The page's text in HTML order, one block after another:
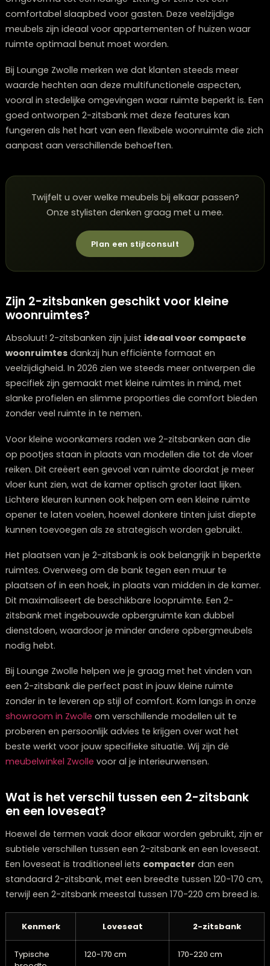
zitsbank designs voor 2026. We zien een sterke trend
richting slimme, ruimtebesparende oplossingen
meerdere functies in één meubel combineren.
armsteunen maken het mogelijk om je zitpositie aan
passen van rechtop zitten tot ontspannen loungen.
Geïntegreerde opbergruimte onder de zittingen is een
andere populaire feature, perfect voor het opbergen
dekens, tijdschriften of andere items die je bij de
hebben zelfs slimme oplossingen zoals ingebouwde
poorten en draadloze oplaadpunten, zodat je
altijd opgeladen zijn zonder rommelige kabels.
Een andere trending feature is de transformeerbare
functionaliteit. Denk aan 2-zitsbanken die kunnen
comfortabel slaapbed voor gasten. Deze veelzijdige
meubels zijn ideaal voor appartementen of huizen
ruimte optimaal benut moet worden.
Bij Lounge Zwolle merken we dat klanten steeds meer
waarde hechten aan deze multifunctionele aspecten,
vooral in stedelijke omgevingen waar ruimte beperkt
goed ontworpen 2-zitsbank met deze features kan
aanpast aan verschillende behoeften.
Twijfelt u over welke meubels bij elkaar passen?
Onze stylisten denken graag met u mee.
Plan een stijlconsult
Zijn 2-zitsbanken geschikt voor kleine
woonruimtes?
woonruimtesdankzij hun efficiënte formaat en
veelzijdigheid. In 2026 zien we steeds meer ontwerpen
specifiek zijn gemaakt met kleine ruimtes in mind, met
slanke profielen en slimme proporties die comfort
zonder veel ruimte in te nemen.
Voor kleine woonkamers raden we 2-zitsbanken aan
reiken. Dit creëert een gevoel van ruimte doordat je
Lichtere kleuren kunnen ook helpen om een kleine
opener te laten voelen, hoewel donkere tinten juist
kunnen toevoegen als ze strategisch worden gebruikt.
Het plaatsen van je 2-zitsbank is ook belangrijk in
ruimtes. Overweeg om de bank tegen een muur te
plaatsen of in een hoek, in plaats van midden in de
Dit maximaliseert de beschikbare loopruimte. Een 2-